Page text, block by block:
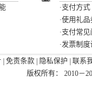
·支付方式
·使用礼品
·支付常
·发票制
免责条款 隐私保护
联系
版权所有： 2010－